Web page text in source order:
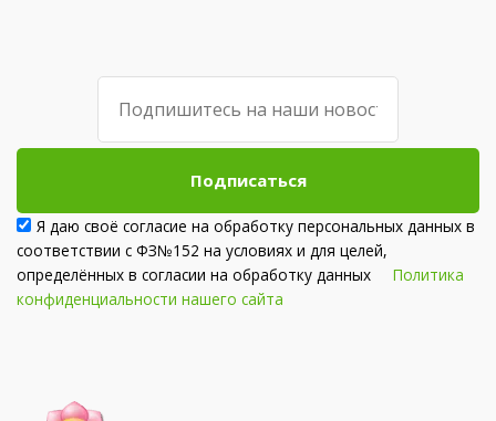
Подписаться
Я даю своё согласие на обработку персональных данных в
соответствии с ФЗ№152 на условиях и для целей,
определённых в согласии на обработку данных Политика
конфиденциальности нашего сайта